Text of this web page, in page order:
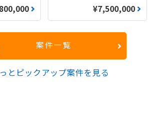
¥7,500,000
案件一覧
とピックアップ案件を見る